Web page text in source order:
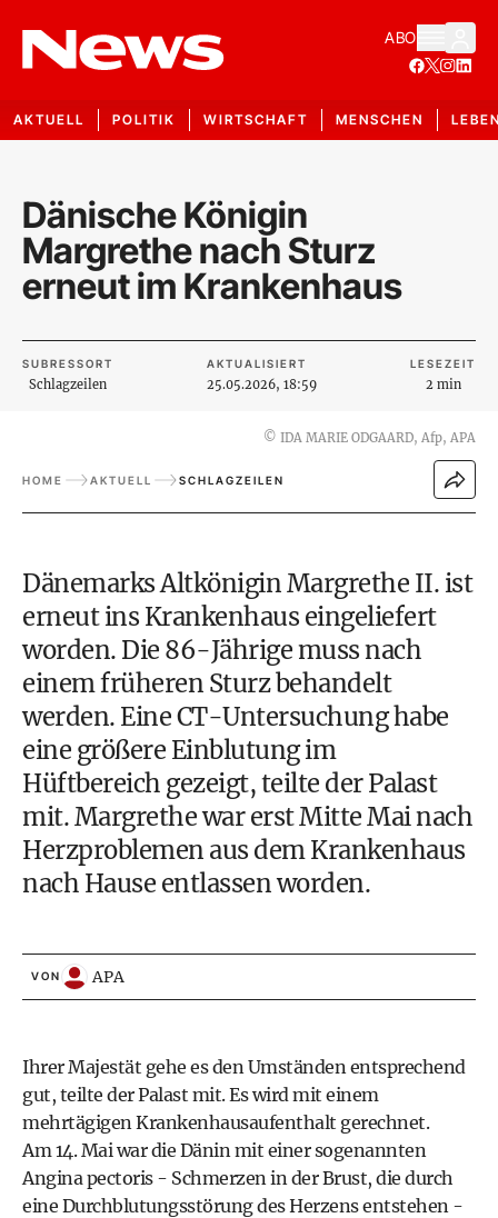
ABO
AKTUELL POLITIK WIRTSCHAFT MENSCHEN
Dänische Königin
Margrethe nach Sturz
erneut im Krankenhaus
SUBRESSORT
Schlagzeilen
AKTUALISIERT
25.05.2026, 18:59
LESEZEIT
2 min
© IDA MARIE ODGAARD, Afp, APA
HOME AKTUELL SCHLAGZEILEN
Dänemarks Altkönigin Margrethe II. ist
erneut ins Krankenhaus eingeliefert
worden. Die 86-Jährige muss nach
einem früheren Sturz behandelt
werden. Eine CT-Untersuchung habe
eine größere Einblutung im
Hüftbereich gezeigt, teilte der Palast
mit. Margrethe war erst Mitte Mai nach
Herzproblemen aus dem Krankenhaus
nach Hause entlassen worden.
VON APA
Ihrer Majestät gehe es den Umständen entsprechend
gut, teilte der Palast mit. Es wird mit einem
mehrtägigen Krankenhausaufenthalt gerechnet.
Am 14. Mai war die Dänin mit einer sogenannten
Angina pectoris - Schmerzen in der Brust, die durch
eine Durchblutungsstörung des Herzens entstehen -